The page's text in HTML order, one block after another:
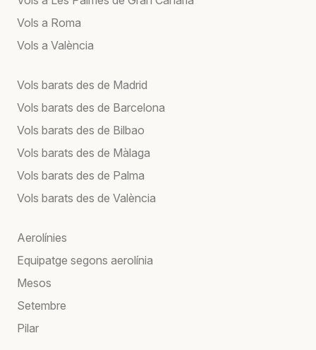
Vols a Roma
Vols a València
Vols barats des de Madrid
Vols barats des de Barcelona
Vols barats des de Bilbao
Vols barats des de Màlaga
Vols barats des de Palma
Vols barats des de València
Aerolínies
Equipatge segons aerolínia
Mesos
Setembre
Pilar